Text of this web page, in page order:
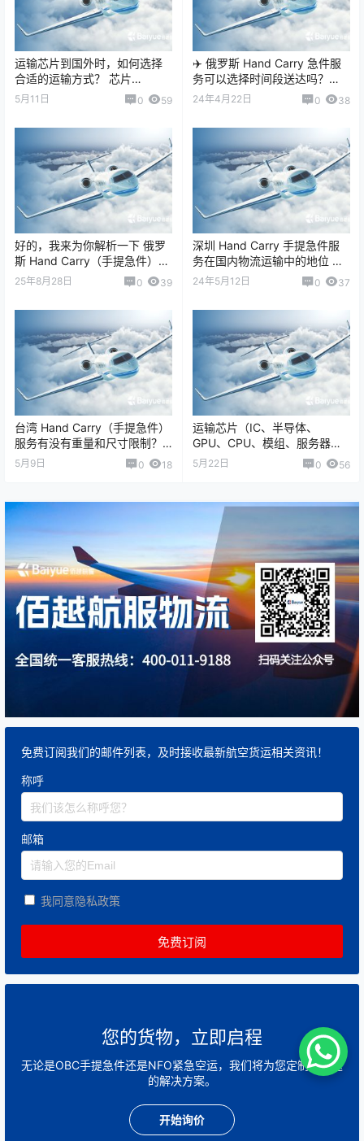
运输芯片到国外时，如何选择
合适的运输方式？ 芯片
（Semiconductor / IC）运
5月11日 0 59
✈️ 俄罗斯 Hand Carry 急件服
务可以选择时间段送达吗？
——探讨 Hand Carr…
24年4月22日 0 38
好的，我来为你解析一下 俄罗
斯 Hand Carry（手提急件）服
务是否支持加急送达 👇 一、
25年8月28日 0 39
深圳 Hand Carry 手提急件服
务在国内物流运输中的地位 深
圳的 Hand Carry（手提急件 /
24年5月12日 0 37
台湾 Hand Carry（手提急件）
服务有没有重量和尺寸限制？
有，而且限制非常严格。 因为
5月9日 0 18
运输芯片（IC、半导体、
GPU、CPU、模组、服务器板
卡等）到国外，和普通货物最
大的区别在于： 货值高 时效敏
5月22日 0 56
免费订阅我们的邮件列表，及时接收最新航空货运相关资讯！
称呼
邮箱
我同意隐私政策
您的货物，立即启程
无论是OBC手提急件还是NFO紧急空运，我们将为您定制最快速
的解决方案。
开始询价